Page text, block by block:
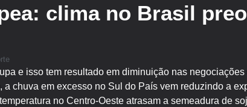
clima no Brasil
e isso tem resultado em diminuição nas
chuva em excesso no Sul do País vem reduzindo a
no Centro-Oeste atrasam a semeadura de